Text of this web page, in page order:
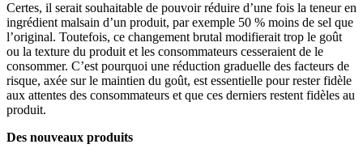
Certes, il serait souhaitable de pouvoir réduire d’une fois la teneur en
ingrédient malsain d’un produit, par exemple 50 % moins de sel que
l’original. Toutefois, ce changement brutal modifierait trop le goût
ou la texture du produit et les consommateurs cesseraient de le
consommer. C’est pourquoi une réduction graduelle des facteurs de
risque, axée sur le maintien du goût, est essentielle pour rester fidèle
aux attentes des consommateurs et que ces derniers restent fidèles au
produit.
Des nouveaux produits